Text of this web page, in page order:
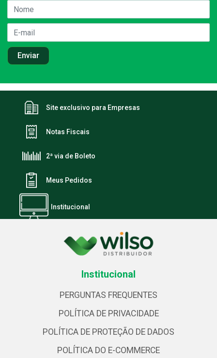
Site exclusivo para Empresas
Notas Fiscais
2ª via de Boleto
Meus Pedidos
Institucional
Institucional
PERGUNTAS FREQUENTES
POLÍTICA DE PRIVACIDADE
POLÍTICA DE PROTEÇÃO DE DADOS
POLÍTICA DO E-COMMERCE